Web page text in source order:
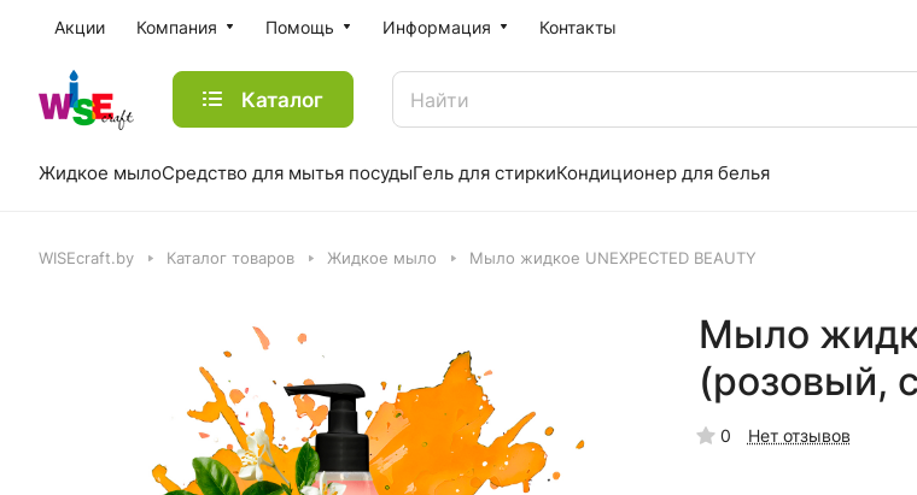
Акции Компания Помощь Информация Контакты
Каталог
Жидкое мылоСредство для мытья посудыГель для стиркиКондиционер для белья
WISEcraft.by Каталог товаров Жидкое мыло Мыло жидкое UNEXPECTED BEAUTY
Мыло
(розовый,
0 Нет отзывов